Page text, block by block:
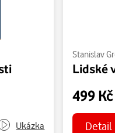
Ukázka
Stanislav
499
Detail